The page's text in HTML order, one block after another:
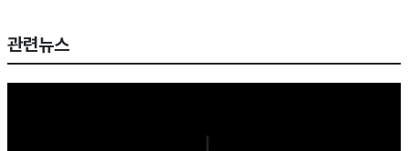
관련뉴스